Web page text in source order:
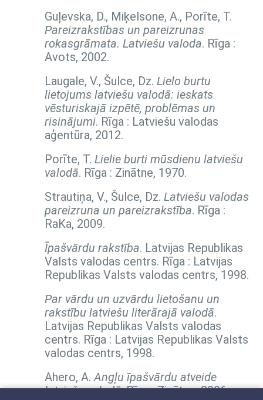
Guļevska, D., Miķelsone, A., Porīte, T.
Pareizrakstības un pareizrunas
rokasgrāmata. Latviešu valoda. Rīga :
Avots, 2002.
Laugale, V., Šulce, Dz. Lielo burtu
lietojums latviešu valodā: ieskats
vēsturiskajā izpētē, problēmas un
risinājumi. Rīga : Latviešu valodas
aģentūra, 2012.
Porīte, T. Lielie burti mūsdienu latviešu
valodā. Rīga : Zinātne, 1970.
Strautiņa, V., Šulce, Dz. Latviešu valodas
pareizruna un pareizrakstība. Rīga :
RaKa, 2009.
Īpašvārdu rakstība. Latvijas Republikas
Valsts valodas centrs. Rīga : Latvijas
Republikas Valsts valodas centrs, 1998.
Par vārdu un uzvārdu lietošanu un
rakstību latviešu literārajā valodā.
Latvijas Republikas Valsts valodas
centrs. Rīga : Latvijas Republikas Valsts
valodas centrs, 1998.
Ahero, A.Angļu īpašvārdu atveide
latviešu valodā. Rīga : Zinātne, 2006.